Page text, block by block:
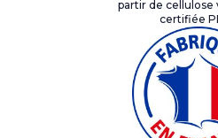
partir de
certifiée